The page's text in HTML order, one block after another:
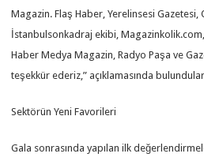
Magazin. Flaş Haber, Yerelinsesi Gazetesi,
İstanbulsonkadraj ekibi,
Haber Medya Magazin, Radyo Paşa ve
teşekkür ederiz,” açıklamasında
Sektörün Yeni Favorileri
Gala sonrasında yapılan ilk